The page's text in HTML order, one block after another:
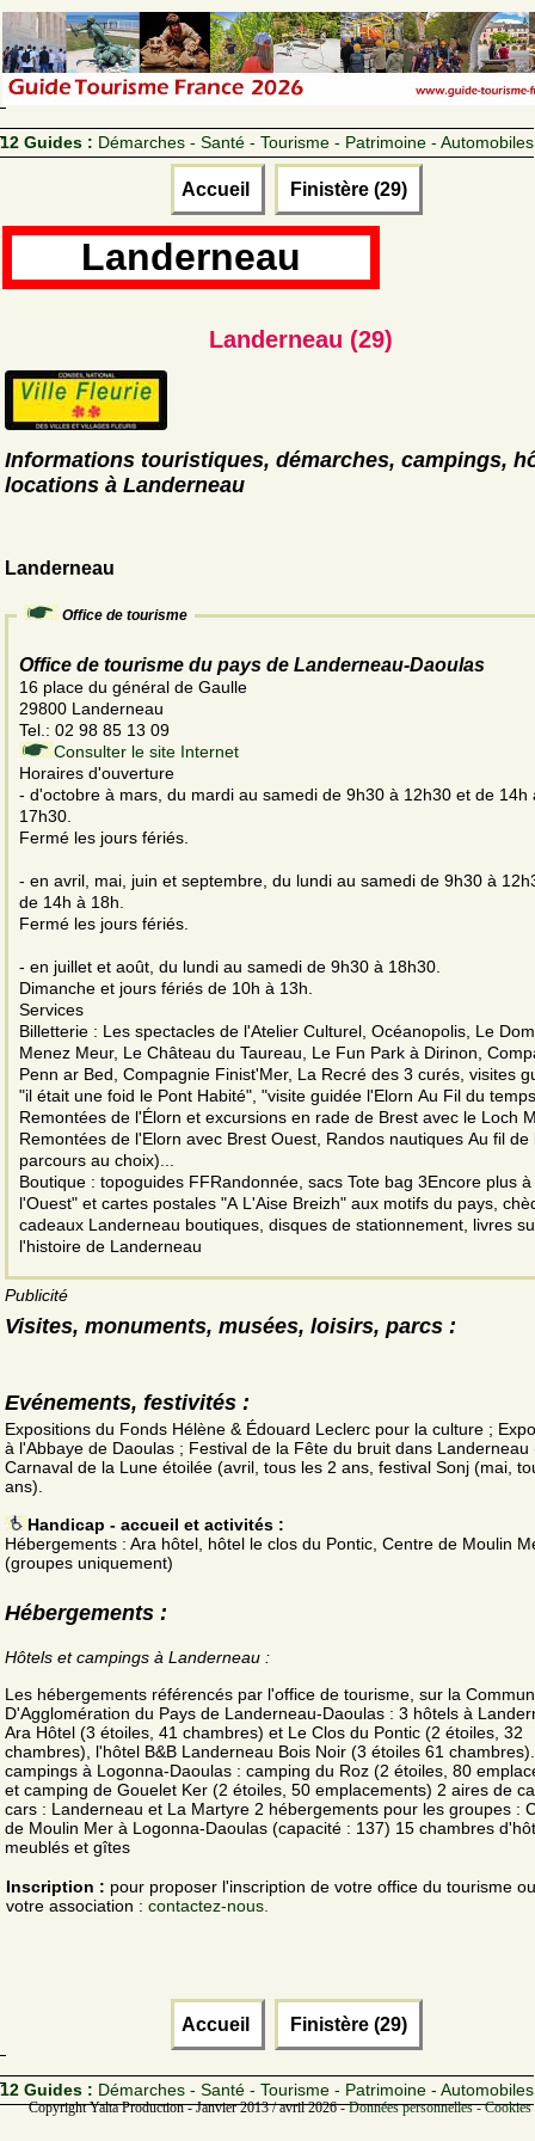
12 Guides : Démarches - Santé - Tourisme - Patrimoine - Automobiles
Accueil Finistère (29)
Landerneau
Landerneau (29)
Informations touristiques, démarches, campings,
locations à Landerneau
Landerneau
Office de tourisme
Office de tourisme du pays de Landerneau-Daoulas
16 place du général de Gaulle
29800 Landerneau
Tel.: 02 98 85 13 09
Consulter le site Internet
Horaires d'ouverture
- d'octobre à mars, du mardi au samedi de 9h30 à 12h30 et de 14h
17h30.
Fermé les jours fériés.
- en avril, mai, juin et septembre, du lundi au samedi de 9h30 à
de 14h à 18h.
Fermé les jours fériés.
- en juillet et août, du lundi au samedi de 9h30 à 18h30.
Dimanche et jours fériés de 10h à 13h.
Services
Billetterie : Les spectacles de l'Atelier Culturel, Océanopolis, Le
Menez Meur, Le Château du Taureau, Le Fun Park à Dirinon,
Penn ar Bed, Compagnie Finist'Mer, La Recré des 3 curés, visites
"il était une foid le Pont Habité", "visite guidée l'Elorn Au Fil du
Remontées de l'Élorn et excursions en rade de Brest avec le Loch
Remontées de l'Elorn avec Brest Ouest, Randos nautiques Au fil de
parcours au choix)...
Boutique : topoguides FFRandonnée, sacs Tote bag 3Encore plus à
l'Ouest" et cartes postales "A L'Aise Breizh" aux motifs du pays,
cadeaux Landerneau boutiques, disques de stationnement, livres
l'histoire de Landerneau
Publicité
Visites, monuments, musées, loisirs, parcs :
Evénements, festivités :
Expositions du Fonds Hélène & Édouard Leclerc pour la culture ;
à l'Abbaye de Daoulas ; Festival de la Fête du bruit dans Landerneau
Carnaval de la Lune étoilée (avril, tous les 2 ans, festival Sonj (mai,
ans).
Handicap - accueil et activités :
Hébergements : Ara hôtel, hôtel le clos du Pontic, Centre de Moulin
(groupes uniquement)
Hébergements :
Hôtels et campings à Landerneau :
Les hébergements référencés par l'office de tourisme, sur la
D'Agglomération du Pays de Landerneau-Daoulas : 3 hôtels à
Ara Hôtel (3 étoiles, 41 chambres) et Le Clos du Pontic (2 étoiles, 32
chambres), l'hôtel B&B Landerneau Bois Noir (3 étoiles 61
campings à Logonna-Daoulas : camping du Roz (2 étoiles, 80
et camping de Gouelet Ker (2 étoiles, 50 emplacements) 2 aires de
cars : Landerneau et La Martyre 2 hébergements pour les groupes :
de Moulin Mer à Logonna-Daoulas (capacité : 137) 15 chambres
meublés et gîtes
Inscription : pour proposer l'inscription de votre office du tourisme
votre association : contactez-nous.
Accueil Finistère (29)
12 Guides : Démarches - Santé - Tourisme - Patrimoine - Automobiles
Copyright Yalta Production - Janvier 2013 / avril 2026 -Données personnelles -